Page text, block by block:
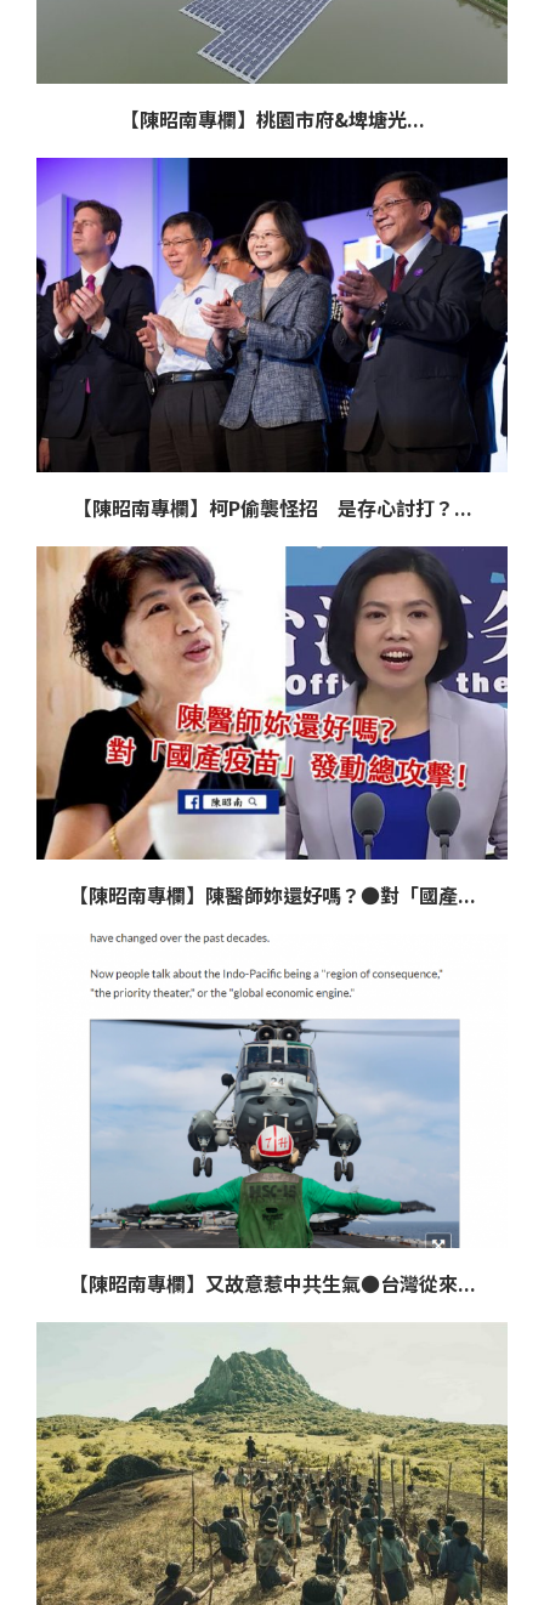
【陳昭南專欄】桃園市府&埤塘光...
【陳昭南專欄】柯P偷襲怪招 是存心討打？...
【陳昭南專欄】陳醫師妳還好嗎？●對「國產...
【陳昭南專欄】又故意惹中共生氣●台灣從來...